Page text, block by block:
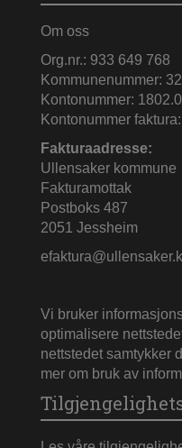
Om oss
Org.nr.: 933 649 768
Kommunenummer:
Kontonummer:
Kontonummer
Fakturaadresse:
Ullensaker kommune
Fakturamottak
Postboks 487
2051 Jessheim
Vi bruker
optimalisere
nettstedet samtykker
mer om bruk av